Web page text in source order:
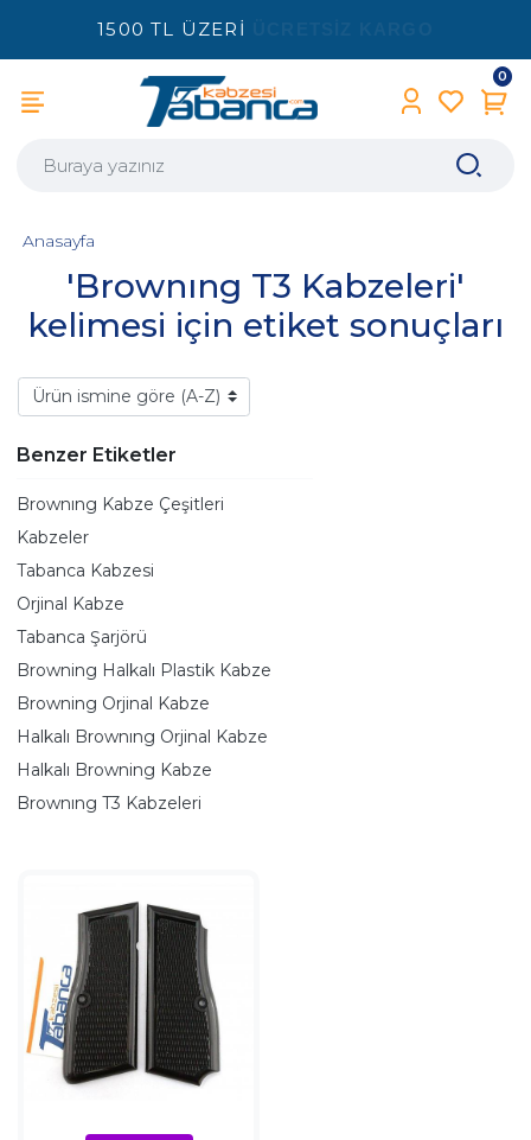
1500 TL ÜZERİ
0
'Brownıng T3 Kabzeleri'
kelimesi için etiket sonuçları
Anasayfa
Benzer Etiketler
Brownıng Kabze Çeşitleri
Kabzeler
Tabanca Kabzesi
Orjinal Kabze
Tabanca Şarjörü
Browning Halkalı Plastik Kabze
Browning Orjinal Kabze
Halkalı Brownıng Orjinal Kabze
Halkalı Browning Kabze
Brownıng T3 Kabzeleri